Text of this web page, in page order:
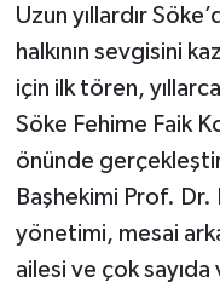
Uzun yıllardır
halkının sevgisini
için ilk tören,
Söke Fehime Faik
önünde
Başhekimi Prof. Dr.
yönetimi, mesai
ailesi ve çok sayıda